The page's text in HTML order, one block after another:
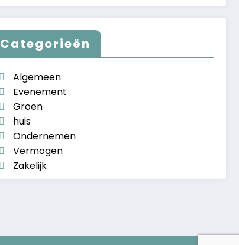
Categorieën
Algemeen
Evenement
Groen
huis
Ondernemen
Vermogen
Zakelijk